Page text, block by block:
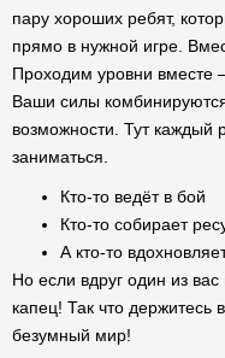
пару хороших ребят,
прямо в нужной игре.
Проходим уровни вместе
Ваши силы
возможности. Тут каждый
заниматься.
Кто-то ведёт в бой
Кто-то собирает
А кто-то
Но если вдруг один из
капец! Так что держитесь
безумный мир!